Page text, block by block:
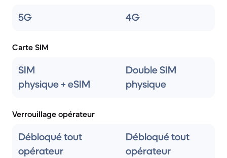
5G 4G
Carte SIM
SIM
physique + eSIM
Double SIM
physique
Verrouillage opérateur
Débloqué tout
opérateur
Débloqué tout
opérateur